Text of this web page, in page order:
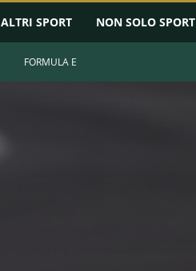
ALTRI SPORT NON SOLO SPORT
FORMULA E